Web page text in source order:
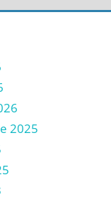
2025